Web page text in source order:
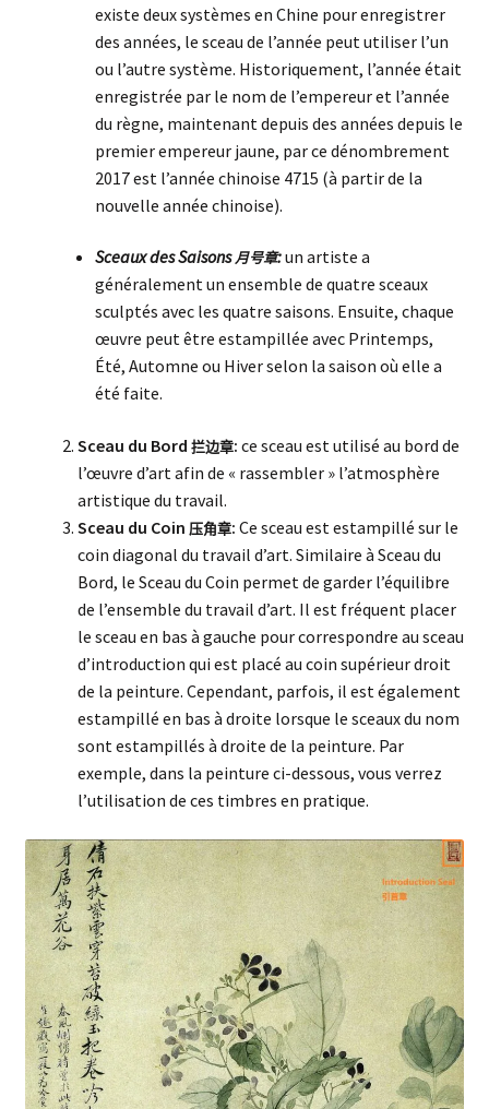
existe deux systèmes en Chine pour enregistrer
des années, le sceau de l’année peut utiliser l’un
ou l’autre système. Historiquement, l’année était
enregistrée par le nom de l’empereur et l’année
du règne, maintenant depuis des années depuis le
premier empereur jaune, par ce dénombrement
2017 est l’année chinoise 4715 (à partir de la
nouvelle année chinoise).
Sceaux des Saisons月号章:un artiste a
généralement un ensemble de quatre sceaux
sculptés avec les quatre saisons. Ensuite, chaque
œuvre peut être estampillée avec Printemps,
Été, Automne ou Hiver selon la saison où elle a
été faite.
Sceau du Bord 拦边章: ce sceau est utilisé au bord de
l’œuvre d’art afin de « rassembler » l’atmosphère
artistique du travail.
Sceau du Coin 压角章: Ce sceau est estampillé sur le
coin diagonal du travail d’art. Similaire à Sceau du
Bord, le Sceau du Coin permet de garder l’équilibre
de l’ensemble du travail d’art. Il est fréquent placer
le sceau en bas à gauche pour correspondre au sceau
d’introduction qui est placé au coin supérieur droit
de la peinture. Cependant, parfois, il est également
estampillé en bas à droite lorsque le sceaux du nom
sont estampillés à droite de la peinture. Par
exemple, dans la peinture ci-dessous, vous verrez
l’utilisation de ces timbres en pratique.